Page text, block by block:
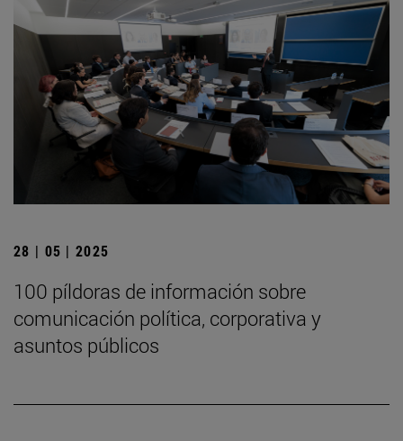
28 | 05 | 2025
100 píldoras de información sobre
comunicación política, corporativa y
asuntos públicos